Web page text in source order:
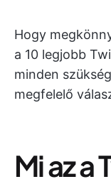
Hogy
a 10 legjobb
minden
megfelelő
Mi az a